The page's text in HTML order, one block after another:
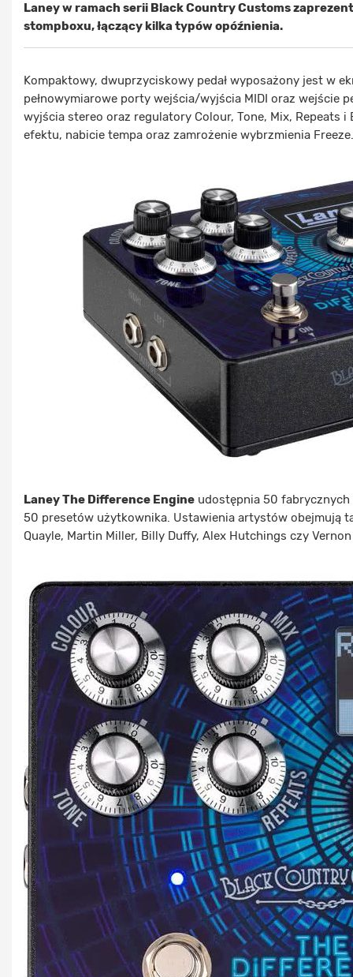
Laney w ramach serii Black Country Customs
stompboxu, łączący kilka typów opóźnienia.
Kompaktowy, dwuprzyciskowy pedał wyposażony jest w
pełnowymiarowe porty wejścia/wyjścia MIDI oraz wejście
wyjścia stereo oraz regulatory Colour, Tone, Mix, Repeats
efektu, nabicie tempa oraz zamrożenie wybrzmienia Freeze.
Laney The Difference Engine udostępnia 50
50 presetów użytkownika. Ustawienia artystów obejmują
Quayle, Martin Miller, Billy Duffy, Alex Hutchings czy